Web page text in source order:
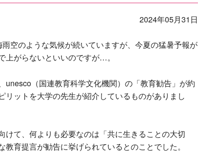
2024年05月31日
空のような気候が続いていますが、今夏の猛暑予報が
上がらないといいのですが…。
unesco（国連教育科学文化機関）の「教育勧告」が約
リットを大学の先生が紹介しているものがありまし
けて、何よりも必要なのは「共に生きることの大切
育提言が勧告に挙げられているとのことでした。